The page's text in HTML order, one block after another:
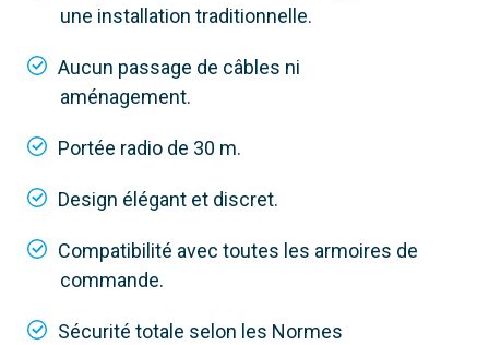
une installation traditionnelle.
Aucun passage de câbles ni
aménagement.
Portée radio de 30 m.
Design élégant et discret.
Compatibilité avec toutes les armoires de
commande.
Sécurité totale selon les Normes